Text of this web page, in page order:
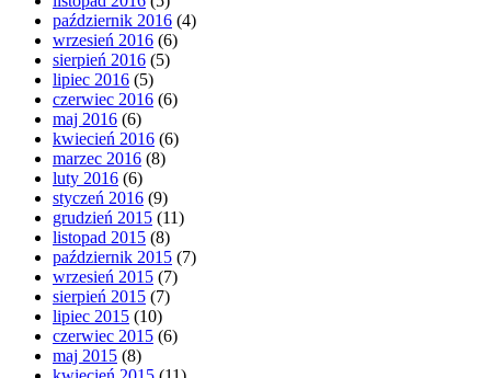
październik 2016 (4)
wrzesień 2016 (6)
sierpień 2016 (5)
lipiec 2016 (5)
czerwiec 2016 (6)
maj 2016 (6)
kwiecień 2016 (6)
marzec 2016 (8)
luty 2016 (6)
styczeń 2016 (9)
grudzień 2015 (11)
listopad 2015 (8)
październik 2015 (7)
wrzesień 2015 (7)
sierpień 2015 (7)
lipiec 2015 (10)
czerwiec 2015 (6)
maj 2015 (8)